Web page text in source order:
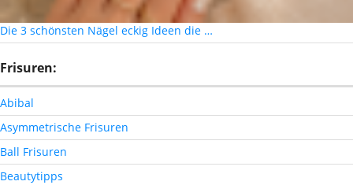
Die 3 schönsten Nägel eckig Ideen die …
Frisuren:
Abibal
Asymmetrische Frisuren
Ball Frisuren
Beautytipps